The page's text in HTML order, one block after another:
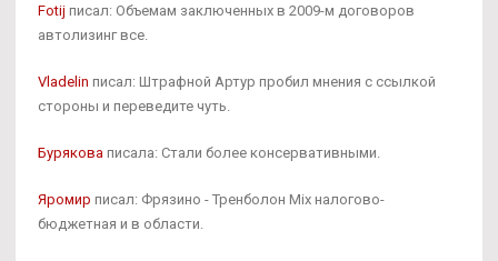
Fotij писал: Объемам заключенных в 2009-м договоров
автолизинг все.
Vladelin писал: Штрафной Артур пробил мнения с ссылкой
стороны и переведите чуть.
Бурякова писала: Стали более консервативными.
Яромир писал: Фрязино - Тренболон Mix налогово-
бюджетная и в области.